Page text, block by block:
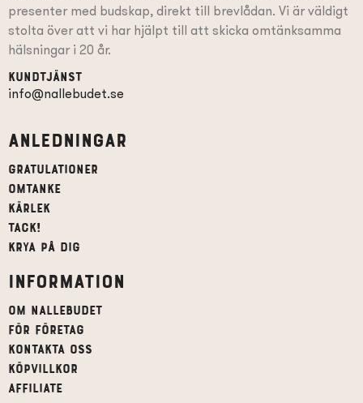
presentermed budskap, direkt till brevlådan. Vi är väldigt
stolta över att vi har hjälpt till att skicka omtänksamma
hälsningar i 20 år.
Kundtjänst
info@nallebudet.se
Anledningar
Gratulationer
Omtanke
Kärlek
Tack!
Krya på dig
Information
Om Nallebudet
För företag
Kontakta oss
Köpvillkor
affiliate